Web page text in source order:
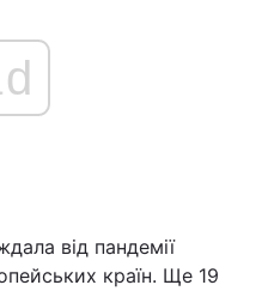
від пандемії
країн. Ще 19